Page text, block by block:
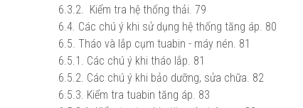
6.3.2. Kiểm tra hệ thống thải. 79
6.4. Các chú ý khi sử dụng hệ thống tăng áp. 80
6.5. Tháo và lắp cụm tuabin - máy nén. 81
6.5.1. Các chú ý khi tháo lắp. 81
6.5.2. Các chú ý khi bảo dưỡng, sửa chữa. 82
6.5.3. Kiểm tra tuabin tăng áp. 83